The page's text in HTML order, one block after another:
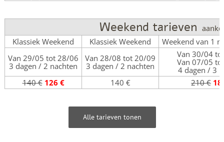
Weekend tarieven
Klassiek Weekend Klassiek Weekend
Weekend van 1
Van 29/05 tot 28/06
3 dagen / 2 nachten
Van 28/08 tot 20/09
3 dagen / 2 nachten
Van 30/04
Van 07/05
4 dagen / 3
140 € 126 € 140 € 210 €
Alle tarieven tonen